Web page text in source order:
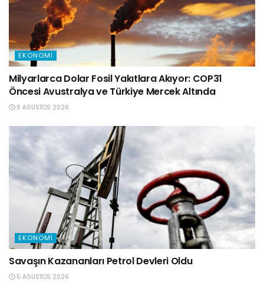
EKONOMI
Milyarlarca Dolar Fosil Yakıtlara Akıyor: COP31
Öncesi Avustralya ve Türkiye Mercek Altında
6 AĞUSTOS 2026
EKONOMI
Savaşın Kazananları Petrol Devleri Oldu
5 AĞUSTOS 2026